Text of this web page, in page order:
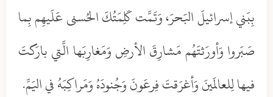
بِبَني إسرائيلَ البَحرَ، وَتَمَّت كَلِمَتُكَ الحُسنى عَلَيهِم بِما
صَبَروا وَأورَثتَهُم مَشارِقَ الأرضِ وَمَغارِبَها الَّتي بارَكتَ
فيها لِلعالَمينَ وَأغرَقتَ فِرعَونَ وَجُنودَهُ وَمَراكِبَهُ في اليَمِّ.